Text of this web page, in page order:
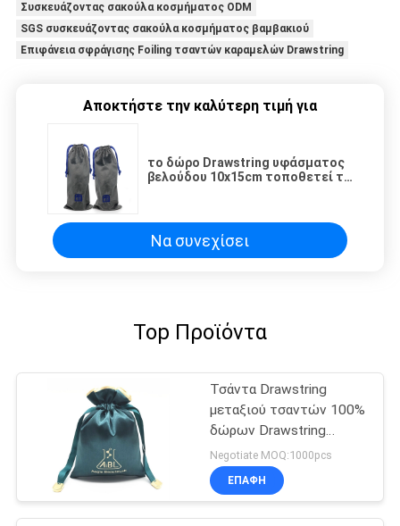
Συσκευάζοντας σακούλα κοσμήματος ODM
SGS συσκευάζοντας σακούλα κοσμήματος βαμβακιού
Επιφάνεια σφράγισης Foiling τσαντών καραμελών Drawstring
Αποκτήστε την καλύτερη τιμή για
το δώρο Drawstring υφάσματος
βελούδου 10x15cm τοποθετεί το
Να συνεχίσει
Top Προϊόντα
Τσάντα Drawstring
μεταξιού τσαντών 100%
δώρων Drawstring
υφάσματος ODM cOem
Negotiate MOQ:1000pcs
ΕΠΑΦΉ